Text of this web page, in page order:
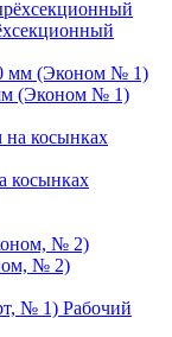
(Эконом № 1)
косынках
№ 2)
Рабочий